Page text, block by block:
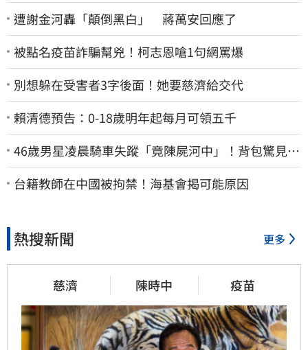
遭謝金河轟「顛倒黑白」 蔣萬安回應了
被點名疫苗詐騙幫兇！柯志恩嗆1句網罵爆
別想躲在受害者3字後面！她要慈濟給交代
賴清德預告：0-18歲明年起每月可領五千
46歲男星凌晨騎車失蹤「竟陳屍河中」！背包驚見
20kg水泥塊 死因成謎
台籍教師在中國被拘禁！海基會揭可能原因
熱搜新聞 更多
慈濟 陳時中 疫苗